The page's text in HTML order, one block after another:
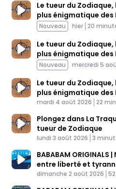
Le tueur du
plus énigmatique des
à la célébrité (3/4)
Nouveau Published At
hier Time
20
Le tueur du
plus énigmatique des
avez du courrier" (2/
Nouveau Published At
mercredi 5
Le tueur du
plus énigmatique des
prémices d'une
Published At
mardi 4 août 2026 Time
22
Plongez dans La
tueur de Zodiaque
Published At
lundi 3 août 2026 Time
3
BABABAM
entre liberté et
Published At
dimanche 2 août 2026